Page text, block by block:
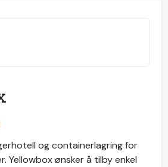
og containerlagring for
Yellowbox ønsker å tilby enkel